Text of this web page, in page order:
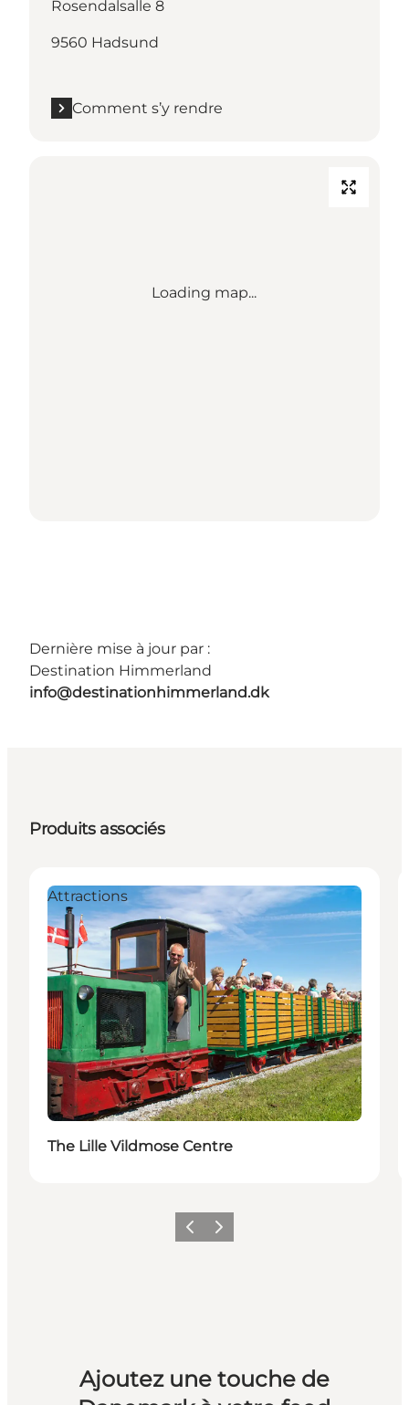
Rosendalsalle 8
9560 Hadsund
Comment s’y rendre
Loading map...
Dernière mise à jour par :
Destination Himmerland
info@destinationhimmerland.dk
Produits associés
Attractions
The Lille Vildmose Centre
PrécédentSuivant
Ajoutez une touche de